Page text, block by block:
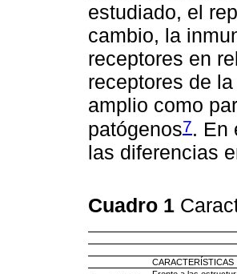
estudiado, el
cambio, la
receptores en
receptores de
amplio como
patógenos7. En
las diferencias
Cuadro 1
CARACTERÍSTICAS